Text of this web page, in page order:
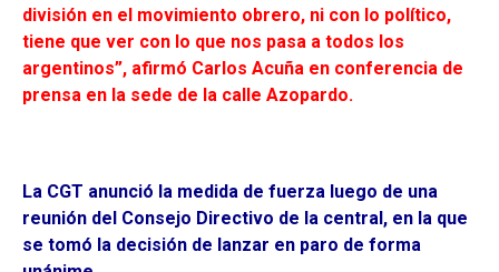
división en el movimiento obrero, ni con lo político,
tiene que ver con lo que nos pasa a todos los
argentinos”, afirmó Carlos Acuña en conferencia de
prensa en la sede de la calle Azopardo.
La CGT anunció la medida de fuerza luego de una
reunión del Consejo Directivo de la central, en la que
se tomó la decisión de lanzar en paro de forma